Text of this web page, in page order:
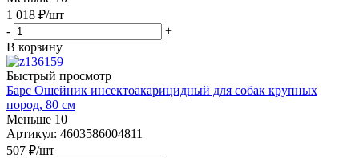
1 018 ₽/шт
-
+
В корзину
Быстрый просмотр
Барс Ошейник инсектоакарицидный для собак крупных
пород, 80 см
Меньше 10
Артикул: 4603586004811
507 ₽/шт